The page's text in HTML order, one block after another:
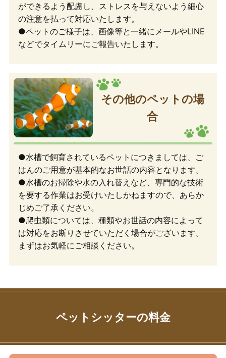
ができるよう配慮し、ストレスを与えないよう細心
の注意を払って対応いたします。
●ペットのご様子は、画像等と一緒にメールやLINE
などでタイムリーにご報告いたします。
その他のペットの場
合
●水槽で飼育されているペットにつきましては、ご
はんのご用意が基本的なお世話の内容となります。
●水槽のお掃除や水の入れ替えなど、専門的な技術
を要する作業はお受けいたしかねますので、あらか
じめご了承ください。
●爬虫類については、種類やお世話の内容によって
は対応をお断りさせていただく場合がございます。
まずはお気軽にご相談ください。
ペットシッターの料金